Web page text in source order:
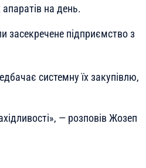
на день.
засекречене підприємство з
системну їх закупівлю,
», — розповів Жозеп